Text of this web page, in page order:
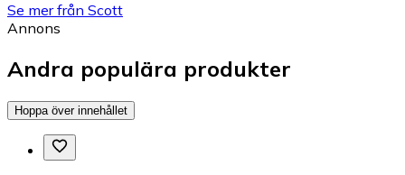
Se mer från Scott
Annons
Andra populära produkter
Hoppa över innehållet